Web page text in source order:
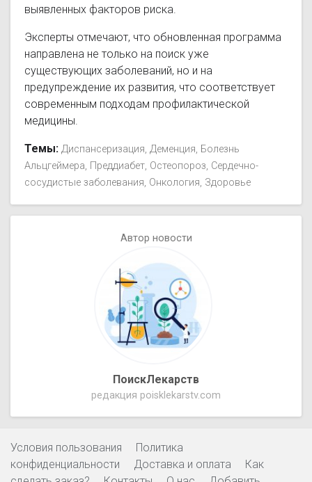
выявленных факторов риска.
Эксперты отмечают, что обновленная программа
направлена не только на поиск уже
существующих заболеваний, но и на
предупреждение их развития, что соответствует
современным подходам профилактической
медицины.
Темы: Диспансеризация Деменция Болезнь
Альцгеймера Преддиабет Остеопороз Сердечно-
сосудистые заболевания Онкология Здоровье
Автор новости
ПоискЛекарств
редакция poisklekarstv.com
Условия пользования
Политика
конфиденциальности
Доставка и оплата
Как